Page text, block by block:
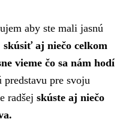
aby ste mali jasnú
skúsiť aj niečo celkom
vieme čo sa nám hodí
pre svoju
radšej skúste aj niečo